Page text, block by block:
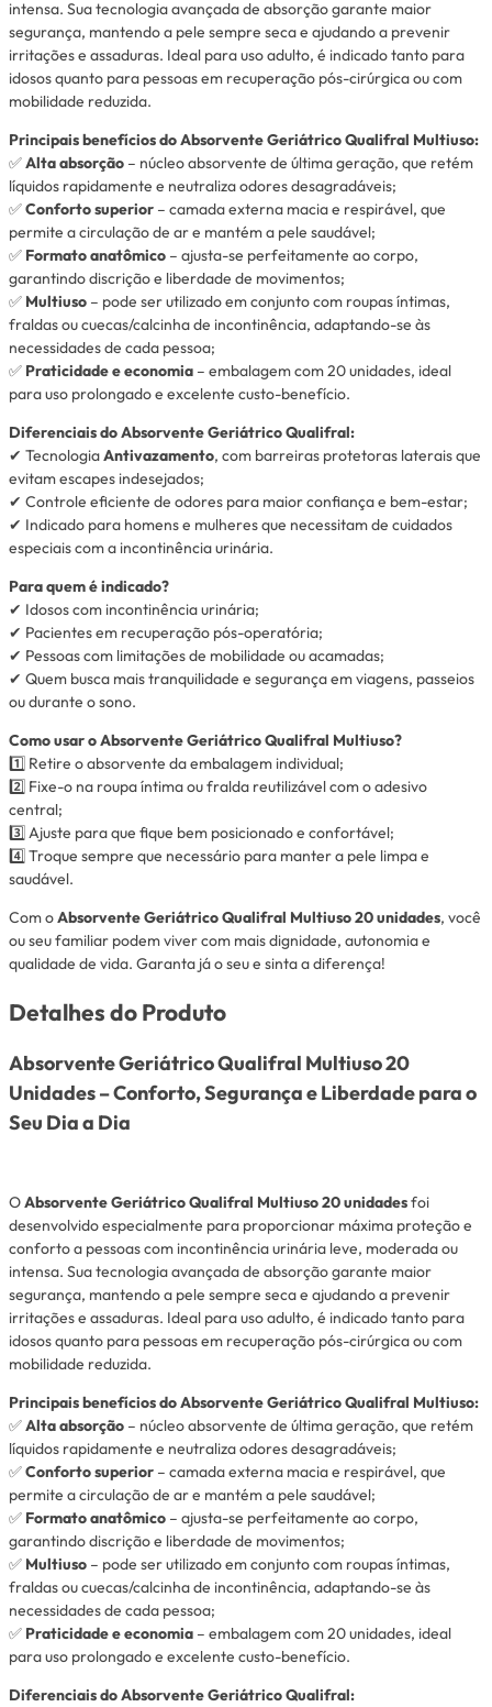
intensa. Sua tecnologia avançada de absorção garante maior
segurança, mantendo a pele sempre seca e ajudando a prevenir
irritações e assaduras. Ideal para uso adulto, é indicado tanto para
idosos quanto para pessoas em recuperação pós-cirúrgica ou com
mobilidade reduzida.
Principais benefícios do Absorvente Geriátrico Qualifral Multiuso:
✅Alta absorção – núcleo absorvente de última geração, que retém
líquidos rapidamente e neutraliza odores desagradáveis;
✅Conforto superior – camada externa macia e respirável, que
permite a circulação de ar e mantém a pele saudável;
✅ Formato anatômico – ajusta-se perfeitamente ao corpo,
garantindo discrição e liberdade de movimentos;
✅ Multiuso – pode ser utilizado em conjunto com roupas íntimas,
fraldas ou cuecas/calcinha de incontinência, adaptando-se às
necessidades de cada pessoa;
✅ Praticidade e economia – embalagem com 20 unidades, ideal
para uso prolongado e excelente custo-benefício.
Diferenciais do Absorvente Geriátrico Qualifral:
✔ TecnologiaAntivazamento, com barreiras protetoras laterais que
evitam escapes indesejados;
✔ Controle eficiente de odores para maior confiança e bem-estar;
✔ Indicado para homens e mulheres que necessitam de cuidados
especiais com a incontinência urinária.
Para quem é indicado?
✔ Idosos com incontinência urinária;
✔ Pacientes em recuperação pós-operatória;
✔ Pessoas com limitações de mobilidade ou acamadas;
✔ Quem busca mais tranquilidade e segurança em viagens, passeios
ou durante o sono.
Como usar o Absorvente Geriátrico Qualifral Multiuso?
1️⃣ Retire o absorvente da embalagem individual;
2️⃣ Fixe-o na roupa íntima ou fralda reutilizável com o adesivo
central;
3️⃣ Ajuste para que fique bem posicionado e confortável;
4️⃣ Troque sempre que necessário para manter a pele limpa e
saudável.
Com oAbsorvente Geriátrico Qualifral Multiuso 20 unidades, você
ou seu familiar podem viver com mais dignidade, autonomia e
qualidade de vida. Garanta já o seu e sinta a diferença!
Detalhes do Produto
Absorvente Geriátrico Qualifral Multiuso 20
Unidades – Conforto, Segurança e Liberdade para o
Seu Dia a Dia
OAbsorvente Geriátrico Qualifral Multiuso 20 unidadesfoi
desenvolvido especialmente para proporcionar máxima proteção e
conforto a pessoas com incontinência urinária leve, moderada ou
intensa. Sua tecnologia avançada de absorção garante maior
segurança, mantendo a pele sempre seca e ajudando a prevenir
irritações e assaduras. Ideal para uso adulto, é indicado tanto para
idosos quanto para pessoas em recuperação pós-cirúrgica ou com
mobilidade reduzida.
Principais benefícios do Absorvente Geriátrico Qualifral Multiuso:
✅Alta absorção – núcleo absorvente de última geração, que retém
líquidos rapidamente e neutraliza odores desagradáveis;
✅Conforto superior – camada externa macia e respirável, que
permite a circulação de ar e mantém a pele saudável;
✅ Formato anatômico – ajusta-se perfeitamente ao corpo,
garantindo discrição e liberdade de movimentos;
✅ Multiuso – pode ser utilizado em conjunto com roupas íntimas,
fraldas ou cuecas/calcinha de incontinência, adaptando-se às
necessidades de cada pessoa;
✅ Praticidade e economia – embalagem com 20 unidades, ideal
para uso prolongado e excelente custo-benefício.
Diferenciais do Absorvente Geriátrico Qualifral: